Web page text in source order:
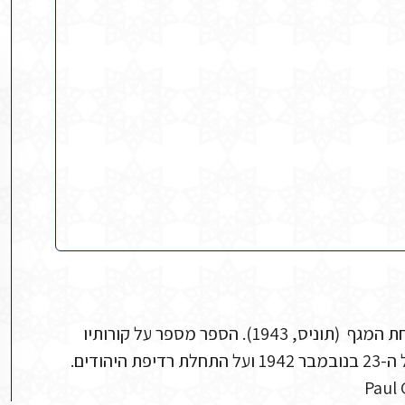
פול גז מספר על מאורעות המלחמה בספרו ששה חודשים תחת המגף (תוניס, 1943). הספר מספר על קורותיו